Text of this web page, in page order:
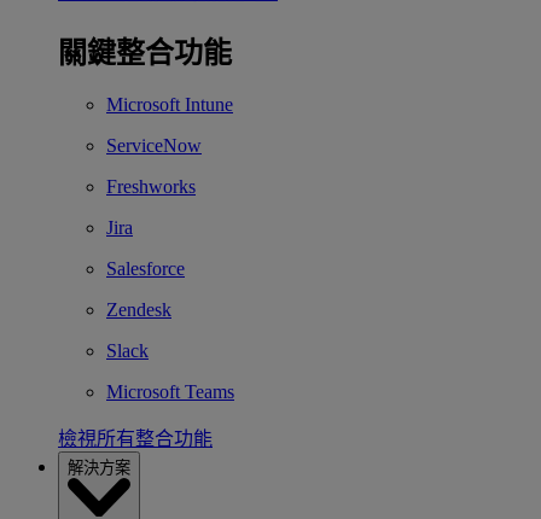
關鍵整合功能
Microsoft Intune
ServiceNow
Freshworks
Jira
Salesforce
Zendesk
Slack
Microsoft Teams
檢視所有整合功能
解決方案